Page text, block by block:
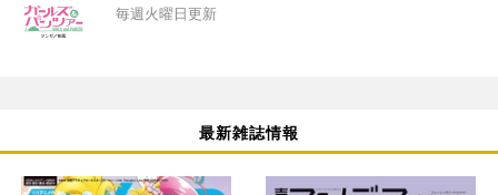
毎週火曜日更新
最新雑誌情報